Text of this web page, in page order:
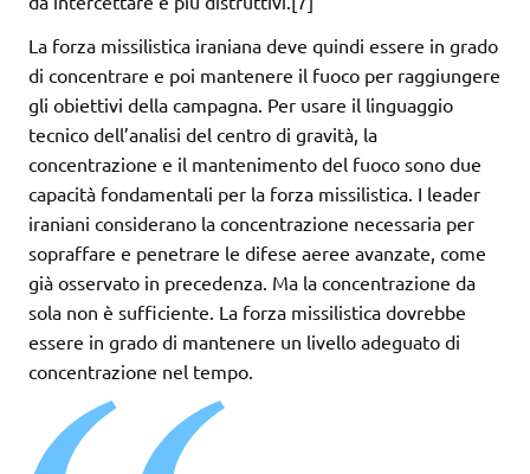
La forza missilistica iraniana deve quindi essere in grado
di concentrare e poi mantenere il fuoco per raggiungere
gli obiettivi della campagna. Per usare il linguaggio
tecnico dell’analisi del centro di gravità, la
concentrazione e il mantenimento del fuoco sono due
capacità fondamentali per la forza missilistica. I leader
iraniani considerano la concentrazione necessaria per
sopraffare e penetrare le difese aeree avanzate, come
già osservato in precedenza. Ma la concentrazione da
sola non è sufficiente. La forza missilistica dovrebbe
essere in grado di mantenere un livello adeguato di
concentrazione nel tempo.